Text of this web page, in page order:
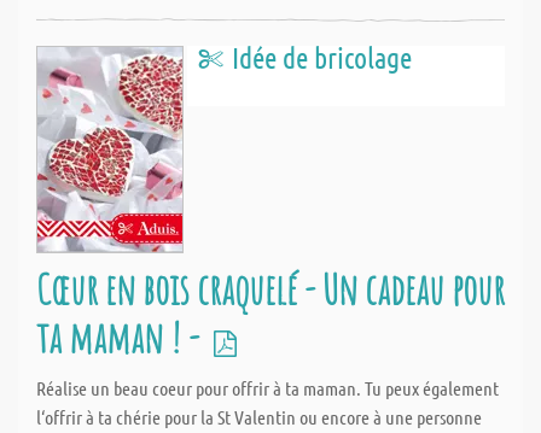
Idée de bricolage
Cœur en bois craquelé - Un cadeau pour
ta maman ! -
Réalise un beau coeur pour offrir à ta maman. Tu peux également
l‘offrir à ta chérie pour la St Valentin ou encore à une personne